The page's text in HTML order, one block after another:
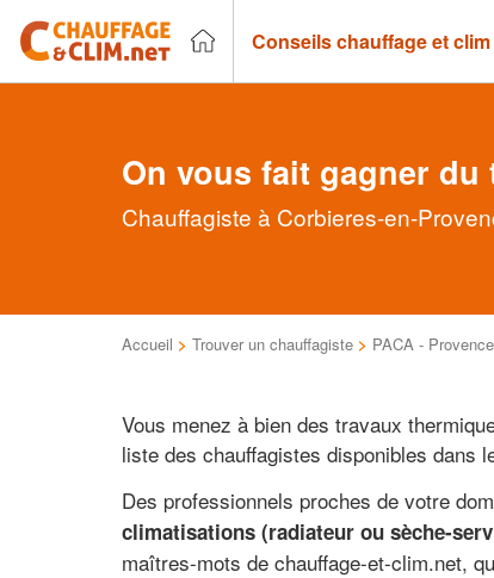
Conseils chauffage et clim
On vous fait gagner du
Chauffagiste à Corbieres-en-
Accueil > Trouver un chauffagiste > PACA -
Vous menez à bien des travaux
liste des chauffagistes disponibles dans
Des professionnels proches de votre
climatisations (radiateur ou sèche-
maîtres-mots de chauffage-et-clim.net,